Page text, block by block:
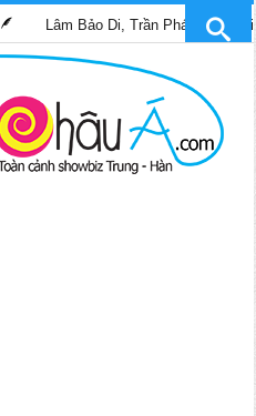
Lâm Bảo Di, Trần Pháp Dung tái ngộ